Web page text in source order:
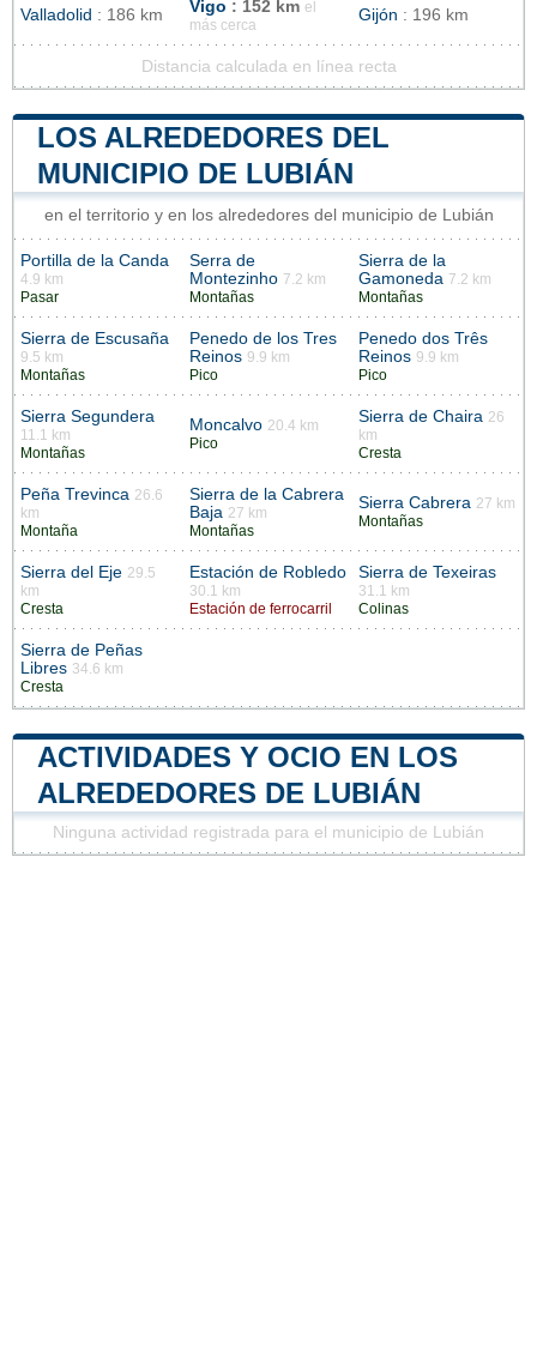
Valladolid : 186 km Vigo : 152 km el
más cerca
Gijón : 196 km
Distancia calculada en línea recta
LOS ALREDEDORES DEL
MUNICIPIO DE LUBIÁN
en el territorio y en los alrededores del municipio de Lubián
Portilla de la Canda
4.9 km
Pasar
Serra de
Montezinho 7.2 km
Montañas
Sierra de la
Gamoneda 7.2 km
Montañas
Sierra de Escusaña
9.5 km
Montañas
Penedo de los Tres
Reinos 9.9 km
Pico
Penedo dos Três
Reinos 9.9 km
Pico
Sierra Segundera
11.1 km
Montañas
Moncalvo 20.4 km
Pico
Sierra de Chaira 26
km
Cresta
Peña Trevinca 26.6
km
Montaña
Sierra de la Cabrera
Baja 27 km
Montañas
Sierra Cabrera 27 km
Montañas
Sierra del Eje 29.5
km
Cresta
Estación de Robledo
30.1 km
Estación de ferrocarril
Sierra de Texeiras
31.1 km
Colinas
Sierra de Peñas
Libres 34.6 km
Cresta
ACTIVIDADES Y OCIO EN LOS
ALREDEDORES DE LUBIÁN
Ninguna actividad registrada para el municipio de Lubián